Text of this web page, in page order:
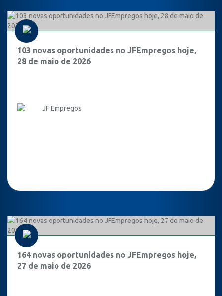
103 novas oportunidades no JFEmpregos hoje,
28 de maio de 2026
JF Empregos
164 novas oportunidades no JFEmpregos hoje,
27 de maio de 2026